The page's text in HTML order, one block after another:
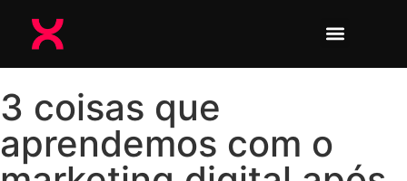
3 coisas que
aprendemos com o